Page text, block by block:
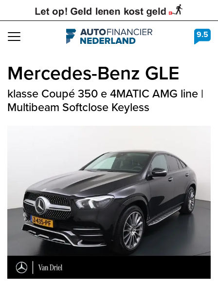
Navigation 9.5
Mercedes-Benz GLE
klasse Coupé 350 e 4MATIC AMG line |
Multibeam Softclose Keyless